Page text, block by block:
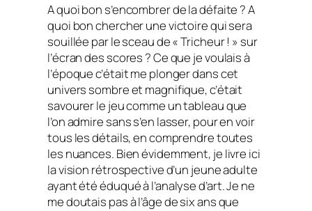
A quoi bon s’encombrer de la défaite ? A
quoi bon chercher une victoire qui sera
souillée par le sceau de « Tricheur ! » sur
l’écran des scores ? Ce que je voulais à
l’époque c’était me plonger dans cet
univers sombre et magnifique, c’était
savourer le jeu comme un tableau que
l’on admire sans s’en lasser, pour en voir
tous les détails, en comprendre toutes
les nuances. Bien évidemment, je livre ici
la vision rétrospective d’un jeune adulte
ayant été éduqué à l’analyse d’art. Je ne
me doutais pas à l’âge de six ans que